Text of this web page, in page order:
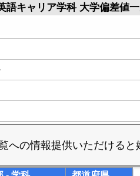
語キャリア学科 大学偏差値